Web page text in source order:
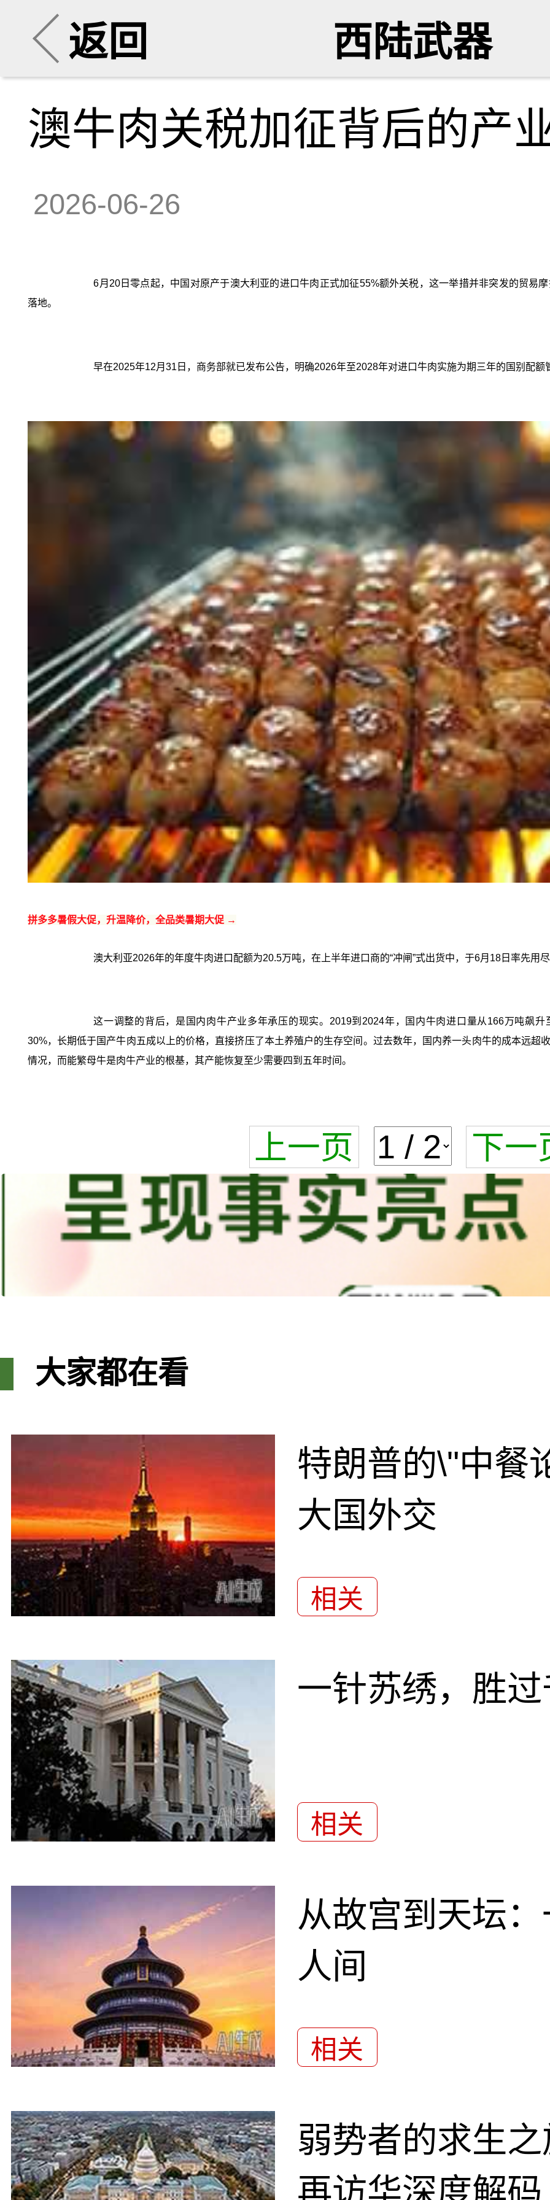
返回 西陆武器
澳牛肉关税加征背后的产
2026-06-26
6月20日零点起，中国对原产于澳大利亚的进口牛肉正式加征55%额外关税，这一举措并非突发的贸易
落地。
早在2025年12月31日，商务部就已发布公告，明确2026年至2028年对进口牛肉实施为期三年的国别配额
拼多多暑假大促，升温降价，全品类暑期大促 →
澳大利亚2026年的年度牛肉进口配额为20.5万吨，在上半年进口商的“冲闸”式出货中，于6月18日率先用
这一调整的背后，是国内肉牛产业多年承压的现实。2019到2024年，国内牛肉进口量从166万吨飙
30%，长期低于国产牛肉五成以上的价格，直接挤压了本土养殖户的生存空间。过去数年，国内养一头肉牛的成本远超
情况，而能繁母牛是肉牛产业的根基，其产能恢复至少需要四到五年时间。
上一页 下一
大家都在看
特朗普的\"中餐
大国外交
相关
一针苏绣，胜
相关
从故宫到天坛
人间
相关
弱势者的求生
再访华深度解码